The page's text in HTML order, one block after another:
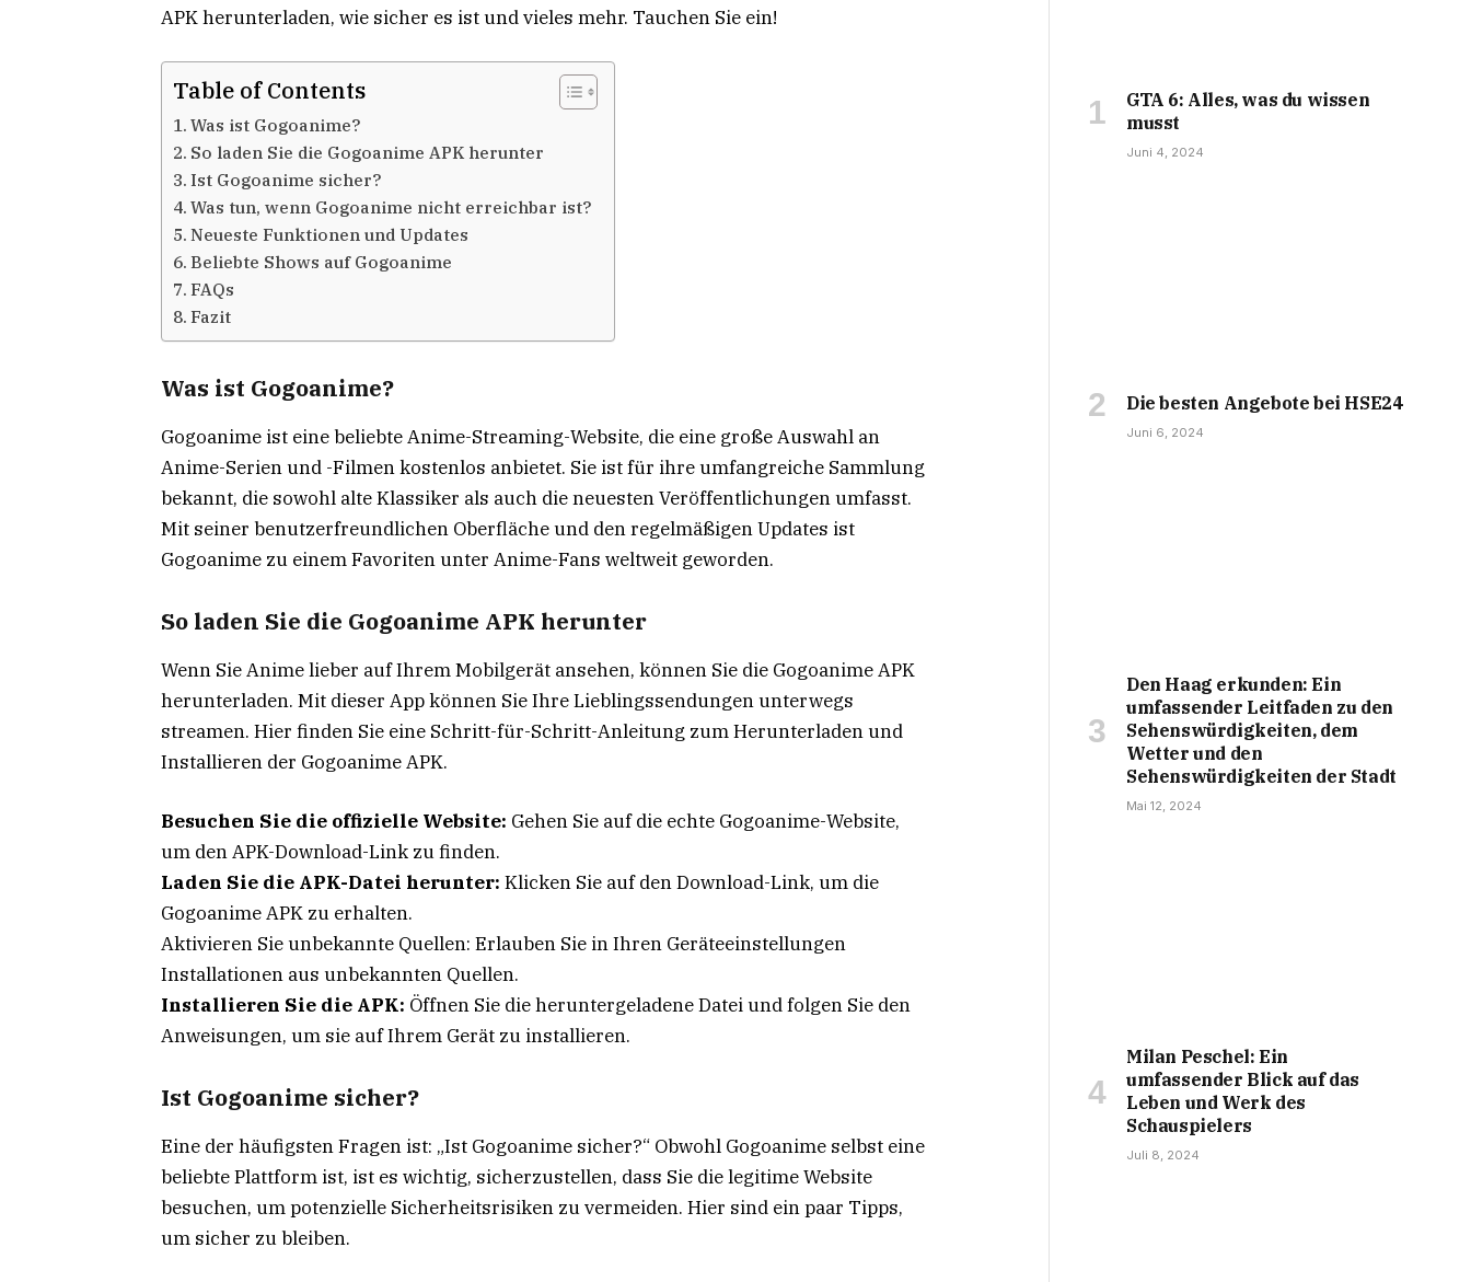
APK herunterladen, wie sicher es ist und vieles mehr. Tauchen Sie ein!
Table of Contents
Was ist Gogoanime?
So laden Sie die Gogoanime APK herunter
Ist Gogoanime sicher?
Was tun, wenn Gogoanime nicht erreichbar ist?
Neueste Funktionen und Updates
Beliebte Shows auf Gogoanime
FAQs
Fazit
Was ist Gogoanime?
Gogoanime ist eine beliebte Anime-Streaming-Website, die eine große Auswahl an
Anime-Serien und -Filmen kostenlos anbietet. Sie ist für ihre umfangreiche Sammlung
bekannt, die sowohl alte Klassiker als auch die neuesten Veröffentlichungen umfasst.
Mit seiner benutzerfreundlichen Oberfläche und den regelmäßigen Updates ist
Gogoanime zu einem Favoriten unter Anime-Fans weltweit geworden.
So laden Sie die Gogoanime APK herunter
Wenn Sie Anime lieber auf Ihrem Mobilgerät ansehen, können Sie die Gogoanime APK
herunterladen. Mit dieser App können Sie Ihre Lieblingssendungen unterwegs
streamen. Hier finden Sie eine Schritt-für-Schritt-Anleitung zum Herunterladen und
Installieren der Gogoanime APK.
Besuchen Sie die offizielle Website: Gehen Sie auf die echte Gogoanime-Website,
um den APK-Download-Link zu finden.
Laden Sie die APK-Datei herunter: Klicken Sie auf den Download-Link, um die
Gogoanime APK zu erhalten.
Aktivieren Sie unbekannte Quellen: Erlauben Sie in Ihren Geräteeinstellungen
Installationen aus unbekannten Quellen.
Installieren Sie die APK: Öffnen Sie die heruntergeladene Datei und folgen Sie den
Anweisungen, um sie auf Ihrem Gerät zu installieren.
Ist Gogoanime sicher?
Eine der häufigsten Fragen ist: „Ist Gogoanime sicher?“ Obwohl Gogoanime selbst eine
beliebte Plattform ist, ist es wichtig, sicherzustellen, dass Sie die legitime Website
besuchen, um potenzielle Sicherheitsrisiken zu vermeiden. Hier sind ein paar Tipps,
um sicher zu bleiben.
GTA 6: Alles, was du wissen
musst
Juni 4, 2024
Die besten Angebote bei HSE24
Juni 6, 2024
Den Haag erkunden: Ein
umfassender Leitfaden zu den
Sehenswürdigkeiten, dem
Wetter und den
Sehenswürdigkeiten der Stadt
Mai 12, 2024
Milan Peschel: Ein
umfassender Blick auf das
Leben und Werk des
Schauspielers
Juli 8, 2024